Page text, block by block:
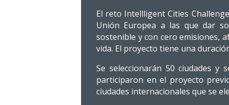
El reto Intellligent Cities
Unión Europea a las que dar
sostenible y con cero emisiones,
vida. El proyecto tiene una
Se seleccionarán 50 ciudades y
participaron en el proyecto
ciudades internacionales que se